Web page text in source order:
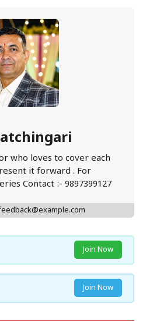
who loves to cover each
it forward . For
Contact :- 9897399127
Join Now
Join Now